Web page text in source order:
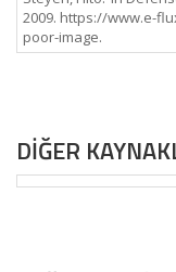
2009. https://www.e-
poor-image.
DİĞER